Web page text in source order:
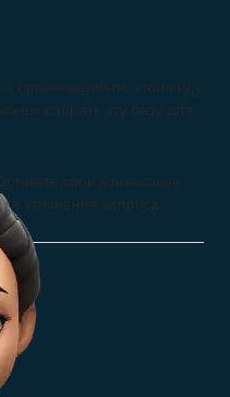
организаций по этой виду
собрать эту базу для
свои контактные
уточнения запроса